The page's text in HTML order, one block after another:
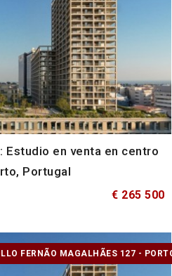
Estudio en venta en centro
Portugal
€ 265 500
FERNÃO MAGALHÃES 127 -